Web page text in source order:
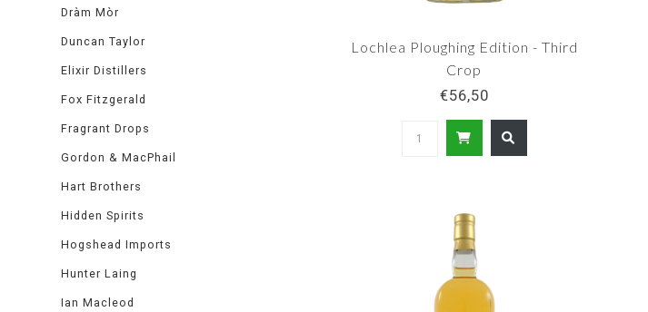
Dràm Mòr
Duncan Taylor
Elixir Distillers
Fox Fitzgerald
Fragrant Drops
Gordon & MacPhail
Hart Brothers
Hidden Spirits
Hogshead Imports
Hunter Laing
Ian Macleod
Lochlea Ploughing Edition - Third
Crop
€56,50